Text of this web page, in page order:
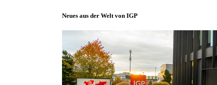
Neues aus der Welt von IGP